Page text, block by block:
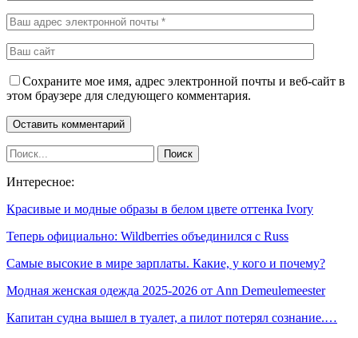
Сохраните мое имя, адрес электронной почты и веб-сайт в
этом браузере для следующего комментария.
Интересное:
Красивые и модные образы в белом цвете оттенка Ivory
Теперь официально: Wildberries объединился с Russ
Самые высокие в мире зарплаты. Какие, у кого и почему?
Модная женская одежда 2025-2026 от Ann Demeulemeester
Капитан судна вышел в туалет, а пилот потерял сознание.…